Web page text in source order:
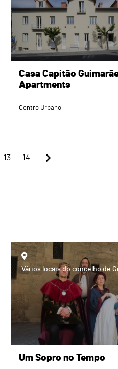
Casa Capitão
Apartments
Centro Urbano
13 14
Vários locais do concelho de
Um Sopro no Tempo